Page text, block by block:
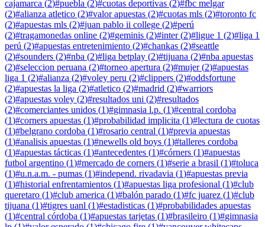
cajamarca (2)#puebla (2)#cuotas deportivas (2)#fbc melgar
(2)#alianza atletico (2)#valor apuestas (2)#cuotas mls (2)#toronto fc
(2)#apuestas mls (2)#juan pablo ii college (2)#perú
(2)#tragamonedas online (2)#geminis (2)#inter(2)#ligue 1 (2)#liga 1
perú (2)#apuestas entretenimiento (2)#chankas (2)#seattle
(2)#sounders (2)#nba (2)#liga betplay (2)#tijuana (2)#nba apuestas
(2)#seleccion peruana (2)#torneo apertura (2)#mujer(2)#apuestas
liga 1 (2)#alianza (2)#voley peru (2)#clippers (2)#oddsfortune
(2)#apuestas la liga (2)#atletico (2)#madrid (2)#warriors
(2)#apuestas voley (2)#resultados uni (2)#resultados
(2)#comerciantes unidos (1)#gimnasia l.p. (1)#central cordoba
(1)#corners apuestas (1)#probabilidad implicita (1)#lectura de cuotas
(1)#belgrano cordoba (1)#rosario central (1)#previa apuestas
(1)#analisis apuestas (1)#newells old boys (1)#talleres cordoba
(1)#apuestas tácticas (1)#antecedentes (1)#córners (1)#apuestas
futbol argentino (1)#mercado de corners (1)#serie a brasil (1)#toluca
(1)#u.n.a.m. - pumas (1)#independ. rivadavia (1)#apuestas previa
(1)#historial enfrentamientos (1)#apuestas liga profesional (1)#club
queretaro (1)#club america (1)#balón parado (1)#fc juarez (1)#club
tijuana (1)#tigres uanl (1)#estadisticas (1)#probabilidades apuestas
(1)#central córdoba (1)#apuestas tarjetas (1)#brasileiro (1)#gimnasia